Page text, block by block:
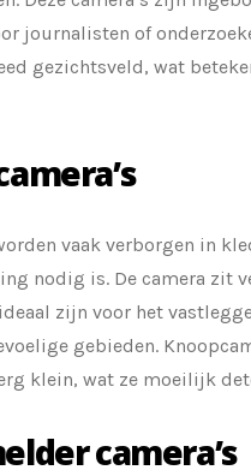
journalisten of
gezichtsveld, wat
vaak verborgen in
nodig is. De camera zit
zijn voor het
gebieden.
klein, wat ze moeilijk
camera’s